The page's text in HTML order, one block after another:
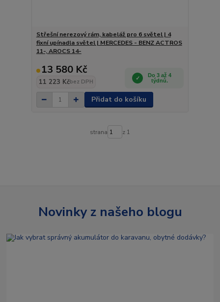
Střešní nerezový rám, kabeláž pro 6 světel | 4
fixní upínadla světel | MERCEDES - BENZ ACTROS
11-, AROCS 14-
13 580 Kč
11 223 Kčbez DPH
Do 3 až 4
týdnů.
Přidat do košíku
strana z 1
Novinky z našeho blogu